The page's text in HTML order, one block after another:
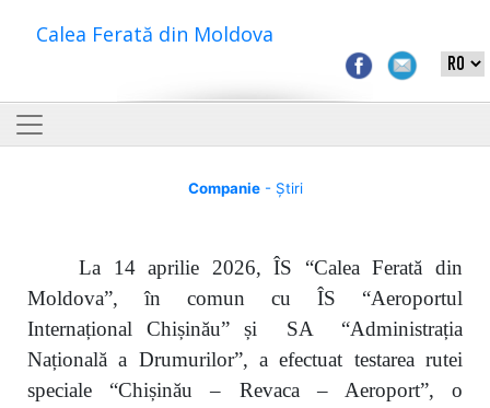
Calea Ferată din Moldova
Companie- Știri
La 14 aprilie 2026, ÎS “Calea Ferată din
Moldova”, în comun cu ÎS “Aeroportul
Internațional Chișinău” și SA “Administrația
Națională a Drumurilor”, a efectuat testarea rutei
speciale “Chișinău – Revaca – Aeroport”, o